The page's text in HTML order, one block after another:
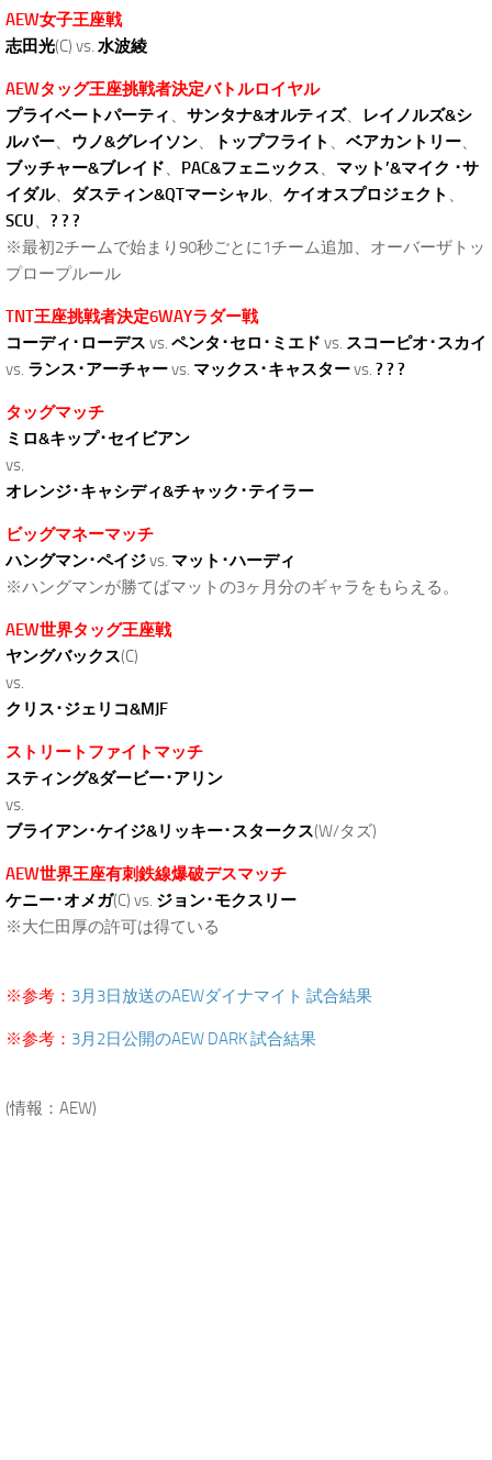
AEW女子王座戦
志田光(C) vs. 水波綾
AEWタッグ王座挑戦者決定バトルロイヤル
プライベートパーティ 、 サンタナ&オルティズ、
レイノルズ&シ
ルバー、 ウノ&グレイソン、 トップフライト 、 ベアカントリー、
ブッチャー&ブレイド、 PAC&フェニックス、 マット’&マイク ･サ
イダル、 ダスティン&QTマーシャル、 ケイオスプロジェクト 、
SCU、 ? ? ?
※最初2チームで始まり90秒ごとに1チーム追加、オーバーザトッ
プロープルール
TNT王座挑戦者決定6WAYラダー戦
コーディ･ローデス vs. ペンタ･セロ･ミエド vs. スコーピオ･スカイ
vs. ランス･アーチャーvs. マックス･キャスターvs. ? ? ?
タッグマッチ
ミロ&キップ･セイビアン
vs.
オレンジ･キャシディ&チャック･テイラー
ビッグマネーマッチ
ハングマン･ペイジvs. マット･ハーディ
※ハングマンが勝てばマットの3ヶ月分のギャラをもらえる。
AEW世界タッグ王座戦
ヤングバックス(C)
vs.
クリス･ジェリコ&MJF
ストリートファイトマッチ
スティング&ダービー･アリン
vs.
ブライアン･ケイジ&リッキー･スタークス(W/タズ)
AEW世界王座有刺鉄線爆破デスマッチ
ケニー･オメガ(C) vs. ジョン･モクスリー
※大仁田厚の許可は得ている
※参考： 3月3日放送のAEWダイナマイト 試合結果
※参考： 3月2日公開のAEW DARK 試合結果
(情報：AEW)